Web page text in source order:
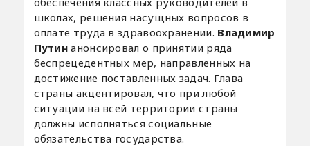
школах, решения насущных вопросов в
оплате труда в здравоохранении. Владимир
Путин анонсировал о принятии ряда
беспрецедентных мер, направленных на
достижение поставленных задач. Глава
страны акцентировал, что при любой
ситуации на всей территории страны
должны исполняться социальные
обязательства государства.